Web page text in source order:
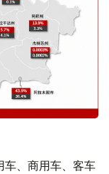
车、商用车、客车